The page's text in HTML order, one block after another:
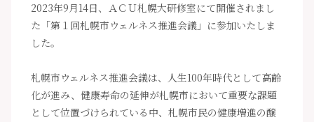
2023年9月14日、ＡＣＵ札幌大研修室にて開催されまし
た「第１回札幌市ウェルネス推進会議」に参加いたしま
した。
札幌市ウェルネス推進会議は、人生100年時代として高齢
化が進み、健康寿命の延伸が札幌市において重要な課題
として位置づけられている中、札幌市民の健康増進の醸